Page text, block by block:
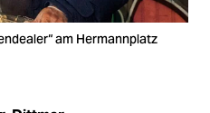
am Hermannplatz